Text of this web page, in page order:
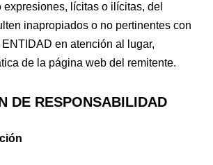
expresiones, lícitas o ilícitas, del
inapropiados o no pertinentes con
ENTIDAD en atención al lugar,
de la página web del remitente.
DE RESPONSABILIDAD